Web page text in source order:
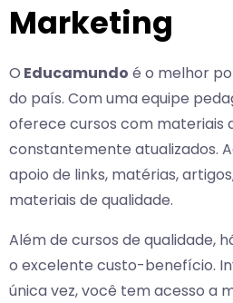
Marketing
O Educamundo é o melhor
do país. Com uma equipe
oferece cursos com materiais
constantemente atualizados.
apoio de links, matérias,
materiais de qualidade.
Além de cursos de qualidade,
o excelente custo-benefício.
única vez, você tem acesso a